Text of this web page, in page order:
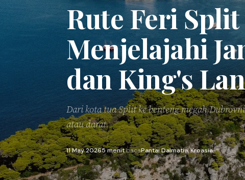
Rute Feri
Menjelajahi
dan King's
Dari kota tua Split ke benteng megah
atau darat.
11 May 20265 menitbacaPantai Dalmatia, Kroasia